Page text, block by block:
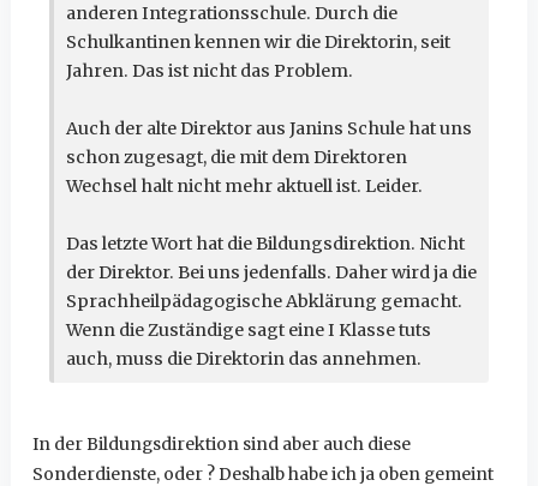
anderen Integrationsschule. Durch die
Schulkantinen kennen wir die Direktorin, seit
Jahren. Das ist nicht das Problem.
Auch der alte Direktor aus Janins Schule hat uns
schon zugesagt, die mit dem Direktoren
Wechsel halt nicht mehr aktuell ist. Leider.
Das letzte Wort hat die Bildungsdirektion. Nicht
der Direktor. Bei uns jedenfalls. Daher wird ja die
Sprachheilpädagogische Abklärung gemacht.
Wenn die Zuständige sagt eine I Klasse tuts
auch, muss die Direktorin das annehmen.
In der Bildungsdirektion sind aber auch diese
Sonderdienste, oder ? Deshalb habe ich ja oben gemeint